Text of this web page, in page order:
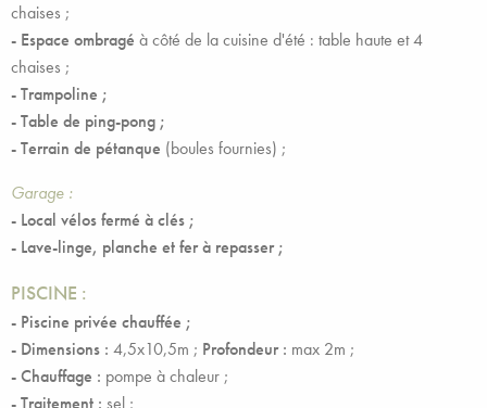
chaises ;
- Espace ombragé à côté de la cuisine d'été : table haute et 4
chaises ;
- Trampoline ;
- Table de ping-pong ;
- Terrain de pétanque (boules fournies) ;
Garage :
- Local vélos fermé à clés ;
- Lave-linge, planche et fer à repasser ;
PISCINE :
- Piscine privée chauffée ;
- Dimensions : 4,5x10,5m ; Profondeur : max 2m ;
- Chauffage : pompe à chaleur ;
- Traitement : sel ;